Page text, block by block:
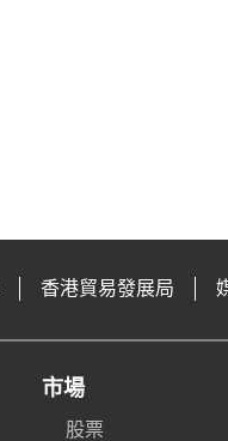
香港貿易發展局
市場
股票